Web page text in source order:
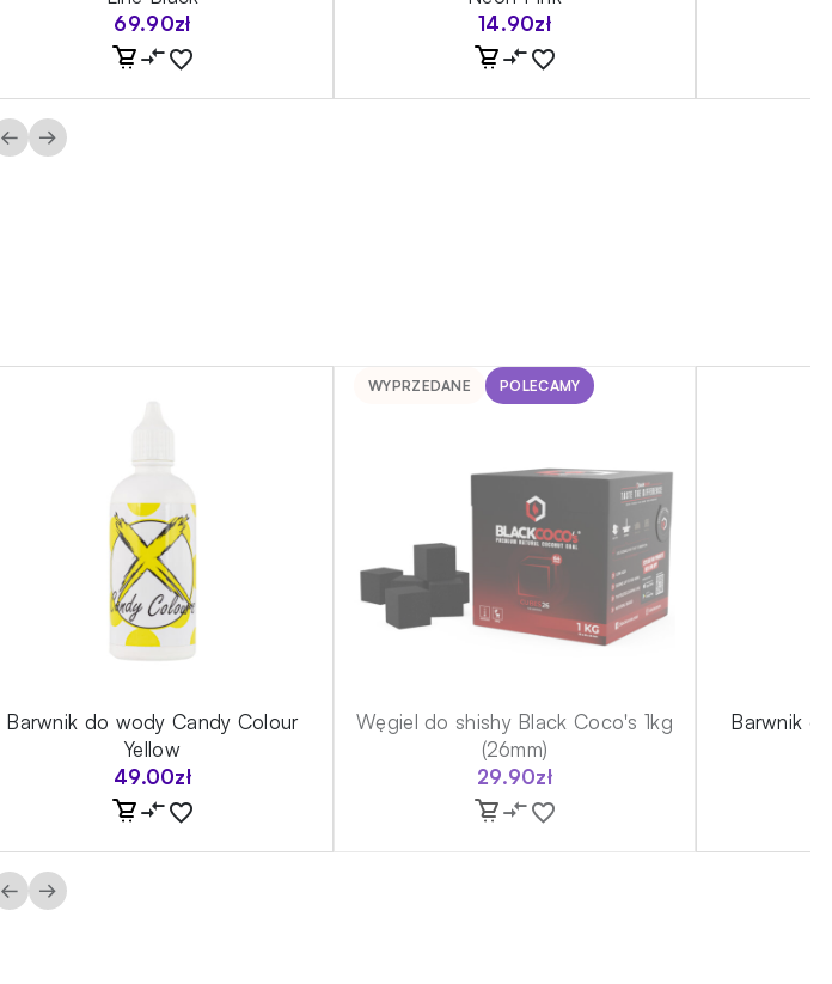
69.90zł
14.90zł
← →
Barwnik do wody Candy Colour
Yellow
49.00zł
WYPRZEDANE POLECAMY
Węgiel do shishy Black Coco's 1kg
(26mm)
29.90zł
Barwnik
← →